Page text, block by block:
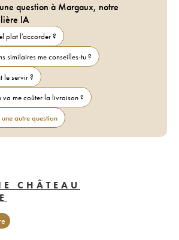
question à Margaux, notre
IA
plat l'accorder ?
similaires me conseilles-tu ?
le servir ?
va me coûter la livraison ?
une autre question
CHÂTEAU